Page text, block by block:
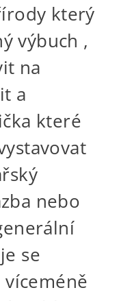
který
výbuch ,
na
a
které
nebo
se
víceméně